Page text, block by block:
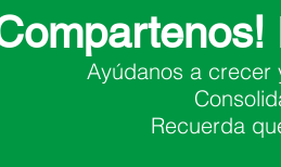
Ayúdanos a crecer
Recuerda